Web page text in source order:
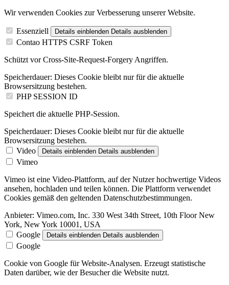
Wir verwenden Cookies zur Verbesserung unserer Website.
Essenziell Details einblenden Details ausblenden
Contao HTTPS CSRF Token
Schützt vor Cross-Site-Request-Forgery Angriffen.
Speicherdauer: Dieses Cookie bleibt nur für die aktuelle
Browsersitzung bestehen.
PHP SESSION ID
Speichert die aktuelle PHP-Session.
Speicherdauer: Dieses Cookie bleibt nur für die aktuelle
Browsersitzung bestehen.
Video
Details einblenden Details ausblenden
Vimeo
Vimeo ist eine Video-Plattform, auf der Nutzer hochwertige Videos
ansehen, hochladen und teilen können. Die Plattform verwendet
Cookies gemäß den geltenden Datenschutzbestimmungen.
Anbieter: Vimeo.com, Inc. 330 West 34th Street, 10th Floor New
York, New York 10001, USA
Google
Details einblenden Details ausblenden
Google
Cookie von Google für Website-Analysen. Erzeugt statistische
Daten darüber, wie der Besucher die Website nutzt.